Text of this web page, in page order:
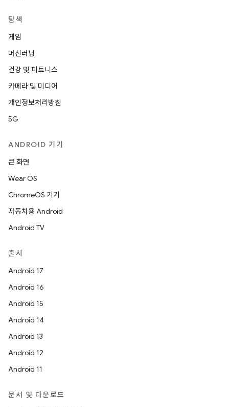
탐색
게임
머신러닝
건강 및 피트니스
카메라 및 미디어
개인정보처리방침
5G
ANDROID 기기
큰 화면
Wear OS
ChromeOS 기기
자동차용 Android
Android TV
출시
Android 17
Android 16
Android 15
Android 14
Android 13
Android 12
Android 11
문서 및 다운로드